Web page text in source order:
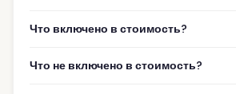
Что включено в стоимость?
Что не включено в стоимость?